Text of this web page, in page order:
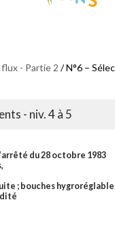
- Partie 2 / N°6 –
- niv. 4 à 5
du 28 octobre 1983
; bouches